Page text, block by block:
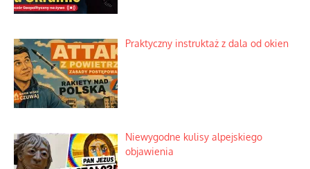
Praktyczny instruktaż z dala od okien
Niewygodne kulisy alpejskiego
objawienia